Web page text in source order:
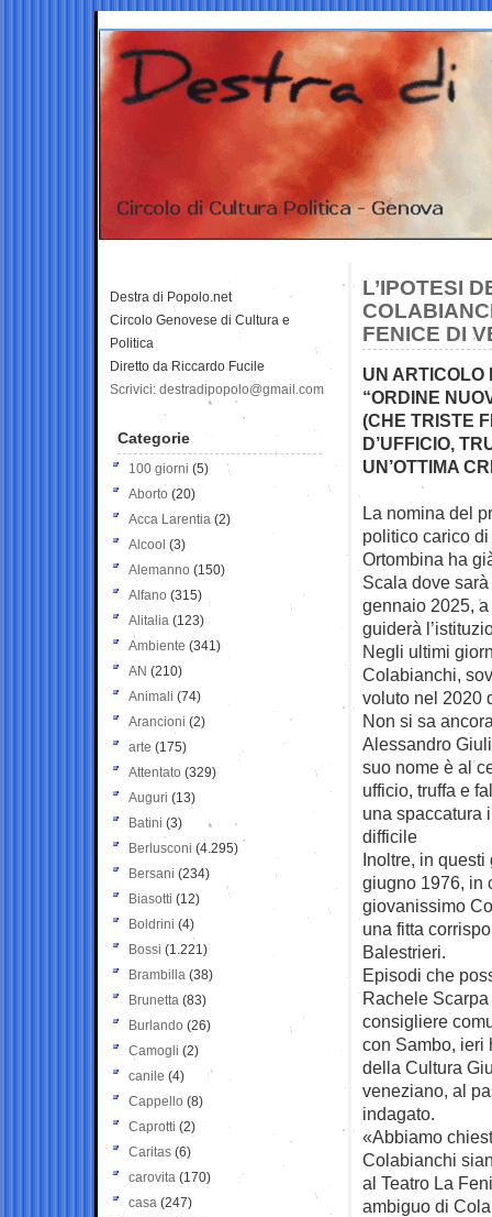
L’IPOTESI
FENICE DI
UN ARTICOLO
“ORDINE
(CHE TRISTE
D’UFFICIO,
UN’OTTIMA
La nomina del
politico carico di
Ortombina ha
Scala dove
gennaio 2025,
guiderà
Negli ultimi
Colabianchi,
voluto nel 2020
Non si sa
Alessandro
suo nome è al
ufficio, truffa e
una spaccatura
difficile
Inoltre, in questi
giugno 1976, in
giovanissimo
una fitta
Balestrieri.
Episodi che
Rachele
consigliere
con Sambo, ieri
della Cultura
veneziano, al
indagato.
«Abbiamo
Colabianchi
al Teatro La
ambiguo di
Destra di Popolo.net
Circolo Genovese di Cultura e
Politica
Diretto da Riccardo Fucile
Scrivici: destradipopolo@gmail.com
Categorie
100 giorni (5)
Aborto (20)
Acca Larentia (2)
Alcool (3)
Alemanno (150)
Alfano (315)
Alitalia (123)
Ambiente (341)
AN (210)
Animali (74)
Arancioni (2)
arte (175)
Attentato (329)
Auguri (13)
Batini (3)
Berlusconi (4.295)
Bersani (234)
Biasotti (12)
Boldrini (4)
Bossi (1.221)
Brambilla (38)
Brunetta (83)
Burlando (26)
Camogli (2)
canile (4)
Cappello (8)
Caprotti (2)
Caritas (6)
carovita (170)
casa (247)